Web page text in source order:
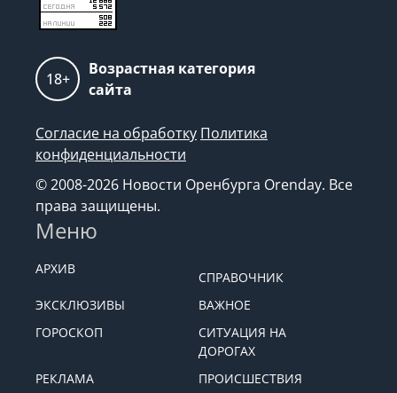
18+
Возрастная категория
сайта
Согласие на обработку Политика
конфиденциальности
© 2008-2026 Новости Оренбурга Orenday. Все
права защищены.
Меню
АРХИВ
СПРАВОЧНИК
ЭКСКЛЮЗИВЫ
ВАЖНОЕ
ГОРОСКОП
СИТУАЦИЯ НА
ДОРОГАХ
РЕКЛАМА
ПРОИСШЕСТВИЯ